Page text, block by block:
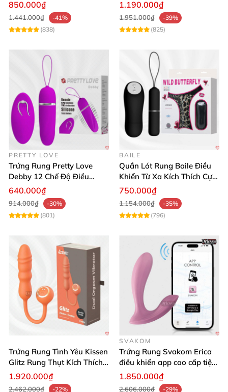
850.000₫
1.441.000₫
-41%
(838)
1.190.000₫
1.951.000₫
-39%
(825)
PRETTY LOVE
Trứng Rung Pretty Love
Debby 12 Chế Độ Điều
Khiển Từ Xa Siêu Mượt
640.000₫
914.000₫
-30%
(801)
BAILE
Quần Lót Rung Baile Điều
Khiển Từ Xa Kích Thích Cực
Mạnh
750.000₫
1.154.000₫
-35%
(796)
Trứng Rung Tình Yêu Kissen
Glitz Rung Thụt Kích Thích
Mua Ngay
1.920.000₫
2.462.000₫
-22%
SVAKOM
Trứng Rung Svakom Erica
điều khiển app cao cấp tiện
lợi
1.850.000₫
2.606.000₫
-29%